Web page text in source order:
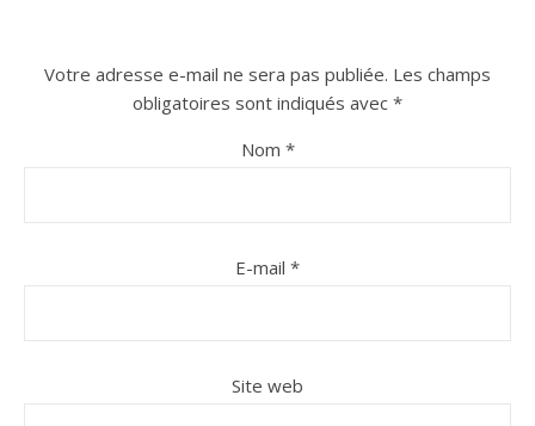
Votre adresse e-mail ne sera pas publiée. Les champs
obligatoires sont indiqués avec *
Nom *
E-mail *
Site web